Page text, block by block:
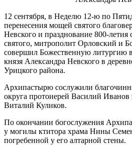
12 сентября, в Неделю 12-ю по
перенесения мощей святого
Невского и празднование 800-летия
святого, митрополит Орловский и
совершил Божественную литургию
князя Александра Невского в
Урицкого района.
Архипастырю сослужили
округа протоиерей Василий Иванов
Виталий Куликов.
По окончании богослужения
у могилы ктитора храма Нины
погребенной у его алтарной стены.